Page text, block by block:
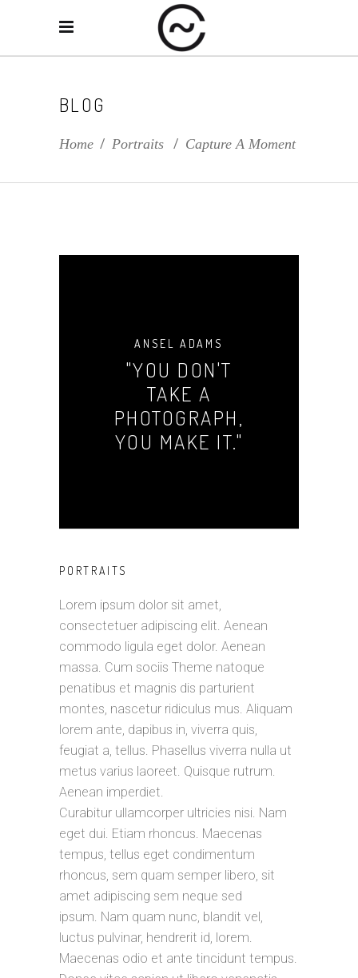
BLOG
Home / Portraits / Capture A Moment
ANSEL ADAMS
"YOU DON'T
TAKE A
PHOTOGRAPH,
YOU MAKE IT."
PORTRAITS
Lorem ipsum dolor sit amet,
consectetuer adipiscing elit. Aenean
commodo ligula eget dolor. Aenean
massa. Cum sociis Theme natoque
penatibus et magnis dis parturient
montes, nascetur ridiculus mus. Aliquam
lorem ante, dapibus in, viverra quis,
feugiat a, tellus. Phasellus viverra nulla ut
metus varius laoreet. Quisque rutrum.
Aenean imperdiet.
Curabitur ullamcorper ultricies nisi. Nam
eget dui. Etiam rhoncus. Maecenas
tempus, tellus eget condimentum
rhoncus, sem quam semper libero, sit
amet adipiscing sem neque sed
ipsum. Nam quam nunc, blandit vel,
luctus pulvinar, hendrerit id, lorem.
Maecenas odio et ante tincidunt tempus.